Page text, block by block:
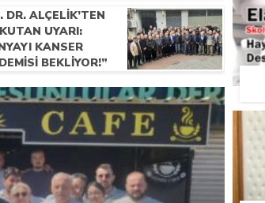
DR. ALÇELIK’TEN
UYARI:
KANSER
BEKLIYOR!”